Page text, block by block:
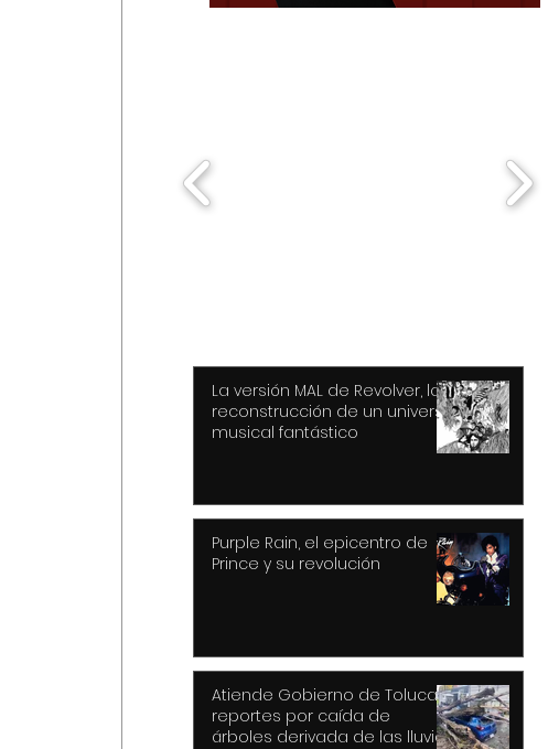
La versión MAL de Revolver, la
reconstrucción de un universo
musical fantástico
Purple Rain, el epicentro de
Prince y su revolución
Atiende Gobierno de Toluca
reportes por caída de
árboles derivada de las lluvias